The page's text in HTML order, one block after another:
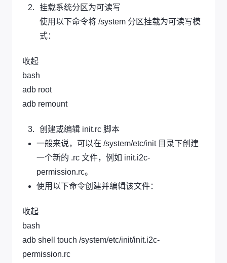
挂载系统分区为可读写
使用以下命令将 /system 分区挂载为可读写模
式：
收起
bash
adb root
adb remount
创建或编辑 init.rc 脚本
一般来说，可以在 /system/etc/init 目录下创建
一个新的 .rc 文件，例如 init.i2c-
permission.rc。
使用以下命令创建并编辑该文件：
收起
bash
adb shell touch /system/etc/init/init.i2c-
permission.rc